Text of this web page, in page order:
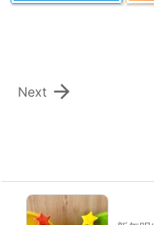

Next